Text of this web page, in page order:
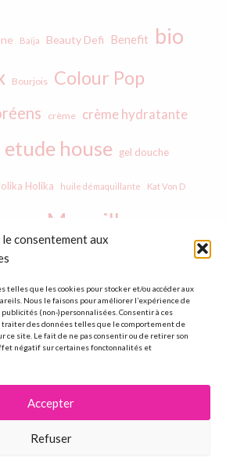
consentement aux
telles que les cookies pour stocker et/ou accéder aux
Nous le faisons pour améliorer l’expérience de
(non-)personnalisées. Consentir à ces
traiter des données telles que le comportement de
ce site. Le fait de ne pas consentir ou de retirer son
négatif sur certaines fonctonnalités et
Accepter
Refuser
Baïja Beauty Defi Benefit bio
Bourjois Colour Pop
crème crème hydratante
etude house gel douche
Holika huile démaquillante Kat Von D
Maquillage
Challenge
Nyx Palette make-up
sephora